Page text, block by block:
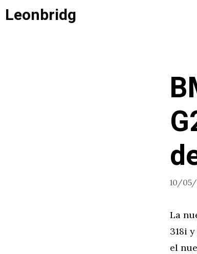
Saltar
alLeonbridg
10/
La
318i
el